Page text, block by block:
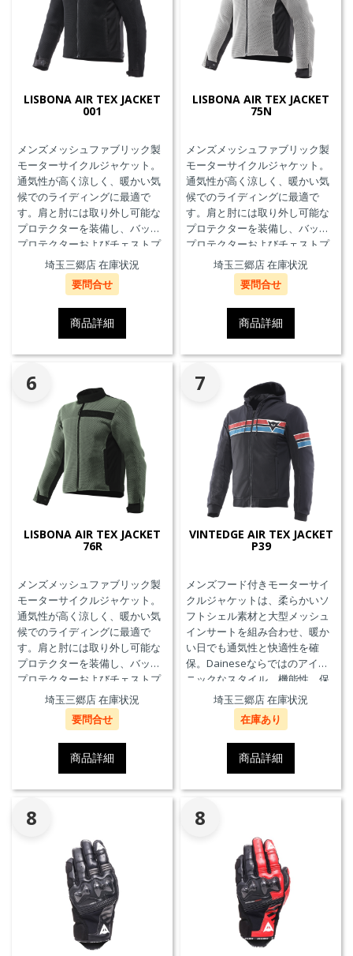
LISBONA AIR TEX JACKET
001
メンズメッシュファブリック製
モーターサイクルジャケット。
通気性が高く涼しく、暖かい気
候でのライディングに最適で
す。肩と肘には取り外し可能な
プロテクターを装備し、バック
プロテクターおよびチェストプ
ロテクターにも対応していま
埼玉三郷店 在庫状況
要問合せ
商品詳細
LISBONA AIR TEX JACKET
75N
メンズメッシュファブリック製
モーターサイクルジャケット。
通気性が高く涼しく、暖かい気
候でのライディングに最適で
す。肩と肘には取り外し可能な
プロテクターを装備し、バック
プロテクターおよびチェストプ
ロテクターにも対応していま
埼玉三郷店 在庫状況
要問合せ
商品詳細
6
LISBONA AIR TEX JACKET
76R
メンズメッシュファブリック製
モーターサイクルジャケット。
通気性が高く涼しく、暖かい気
候でのライディングに最適で
す。肩と肘には取り外し可能な
プロテクターを装備し、バック
プロテクターおよびチェストプ
ロテクターにも対応していま
埼玉三郷店 在庫状況
要問合せ
商品詳細
7
VINTEDGE AIR TEX JACKET
P39
メンズフード付きモーターサイ
クルジャケットは、柔らかいソ
フトシェル素材と大型メッシュ
インサートを組み合わせ、暖か
い日でも通気性と快適性を確
保。Daineseならではのアイコ
ニックなスタイル、機能性、保
護性能を兼ね備え、郊外でのツ
ーリングや都市での通勤に最適
埼玉三郷店 在庫状況
在庫あり
商品詳細
8 8